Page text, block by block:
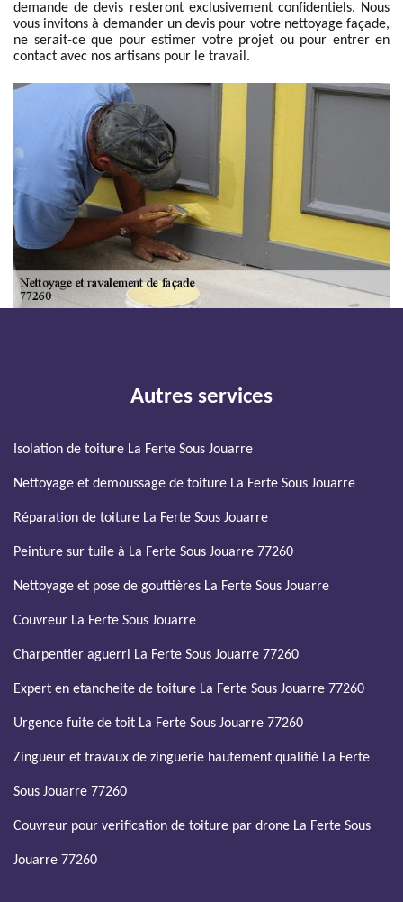
demande de devis resteront exclusivement confidentiels. Nous
vous invitons à demander un devis pour votre nettoyage façade,
ne serait-ce que pour estimer votre projet ou pour entrer en
contact avec nos artisans pour le travail.
Autres services
Isolation de toiture La Ferte Sous Jouarre
Nettoyage et demoussage de toiture La Ferte Sous Jouarre
Réparation de toiture La Ferte Sous Jouarre
Peinture sur tuile à La Ferte Sous Jouarre 77260
Nettoyage et pose de gouttières La Ferte Sous Jouarre
Couvreur La Ferte Sous Jouarre
Charpentier aguerri La Ferte Sous Jouarre 77260
Expert en etancheite de toiture La Ferte Sous Jouarre 77260
Urgence fuite de toit La Ferte Sous Jouarre 77260
Zingueur et travaux de zinguerie hautement qualifié La Ferte
Sous Jouarre 77260
Couvreur pour verification de toiture par drone La Ferte Sous
Jouarre 77260